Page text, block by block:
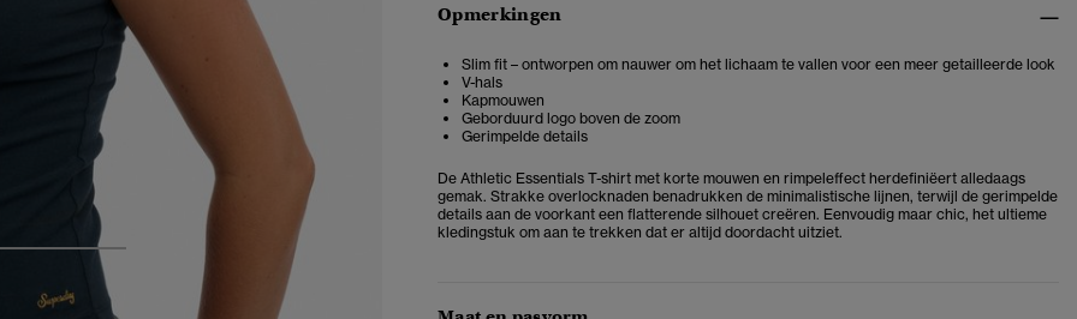
5
Opmerkingen
Slim fit – ontworpen om nauwer om het lichaam te vallen voor een meer getailleerde look
V-hals
Kapmouwen
Geborduurd logo boven de zoom
Gerimpelde details
De Athletic Essentials T-shirt met korte mouwen en rimpeleffect herdefiniëert alledaags
gemak. Strakke overlocknaden benadrukken de minimalistische lijnen, terwijl de gerimpelde
details aan de voorkant een flatterende silhouet creëren. Eenvoudig maar chic, het ultieme
kledingstuk om aan te trekken dat er altijd doordacht uitziet.